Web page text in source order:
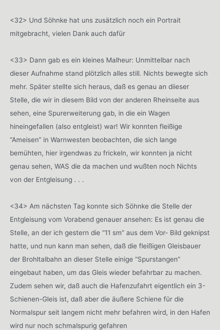
<32> Und Söhnke hat uns zusätzlich noch ein Portrait
mitgebracht, vielen Dank auch dafür
<33> Dann gab es ein kleines Malheur: Unmittelbar nach
dieser Aufnahme stand plötzlich alles still. Nichts bewegte sich
mehr. Später stellte sich heraus, daß es genau an diieser
Stelle, die wir in diesem Bild von der anderen Rheinseite aus
sehen, eine Spurerweiterung gab, in die ein Wagen
hineingefallen (also entgleist) war! Wir konnten fleißige
“Ameisen” in Warnwesten beobachten, die sich lange
bemühten, hier irgendwas zu frickeln, wir konnten ja nicht
genau sehen, WAS die da machen und wußten noch Nichts
von der Entgleisung . . .
<34> Am nächsten Tag konnte sich Söhnke die Stelle der
Entgleisung vom Vorabend genauer ansehen: Es ist genau die
Stelle, an der ich gestern die “11 sm” aus dem Vor- Bild geknipst
hatte, und nun kann man sehen, daß die fleißigen Gleisbauer
der Brohltalbahn an dieser Stelle einige “Spurstangen”
eingebaut haben, um das Gleis wieder befahrbar zu machen.
Zudem sehen wir, daß auch die Hafenzufahrt eigentlich ein 3-
Schienen-Gleis ist, daß aber die äußere Schiene für die
Normalspur seit langem nicht mehr befahren wird, in den Hafen
wird nur noch schmalspurig gefahren